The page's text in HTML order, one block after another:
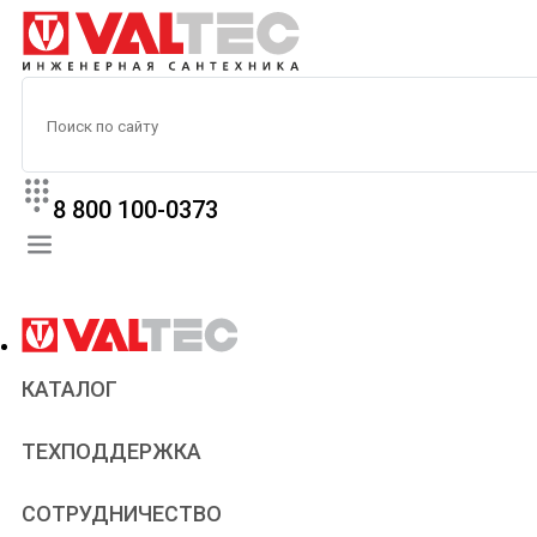
8 800 100-0373
КАТАЛОГ
ТЕХПОДДЕРЖКА
Паспорта и сертификаты
Статьи
СОТРУДНИЧЕСТВО
Сантехникам